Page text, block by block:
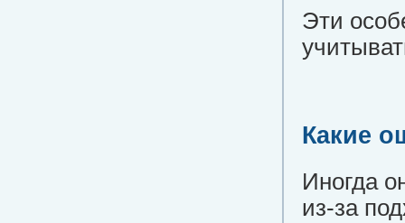
Эти
Какие
Иногда
из-за